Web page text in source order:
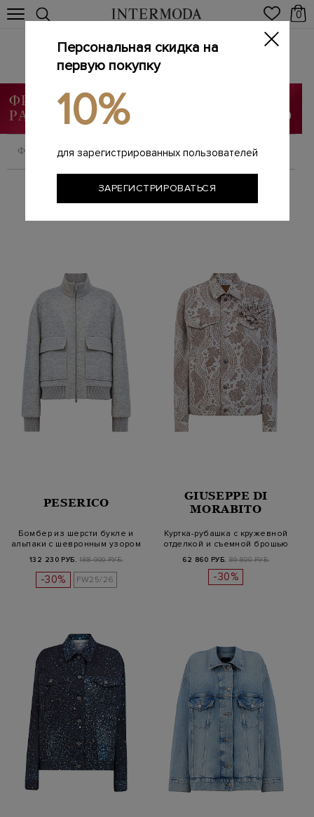
0
Женские куртки
Главная / Женщинам /
ФИЛЬТРОВАТЬ СОРТИРОВАТЬ
PESERICO
Бомбер из шерсти букле и
альпаки с шевронным узором
132 230 РУБ. 188 900 РУБ.
-30% FW25/26
GIUSEPPE DI
MORABITO
Куртка-рубашка с кружевной
отделкой и съемной брошью
62 860 РУБ. 89 800 РУБ.
-30%
Персональная скидка на
первую покупку
10%
для зарегистрированных пользователей
ЗАРЕГИСТРИРОВАТЬСЯ